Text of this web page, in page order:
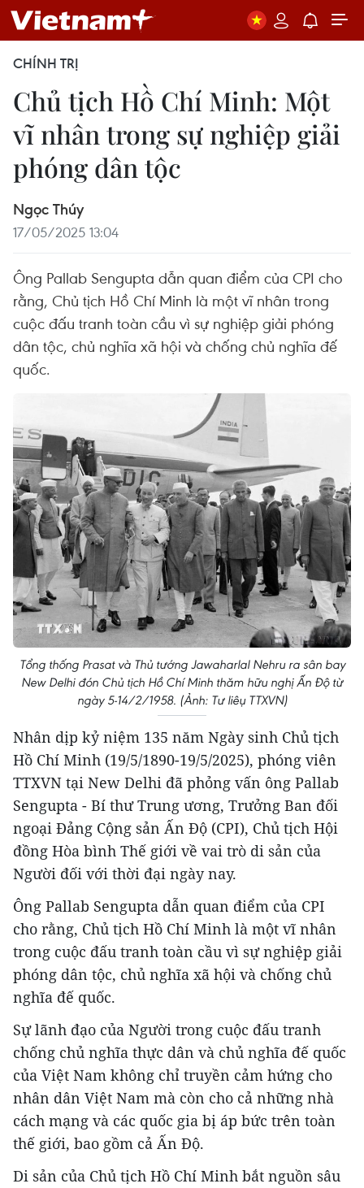
CHÍNH TRỊ
Chủ tịch Hồ Chí Minh: Một
vĩ nhân trong sự nghiệp giải
phóng dân tộc
Ngọc Thúy
17/05/2025 13:04
Ông Pallab Sengupta dẫn quan điểm của CPI cho
rằng, Chủ tịch Hồ Chí Minh là một vĩ nhân trong
cuộc đấu tranh toàn cầu vì sự nghiệp giải phóng
dân tộc, chủ nghĩa xã hội và chống chủ nghĩa đế
quốc.
Tổng thống Prasat và Thủ tướng Jawaharlal Nehru ra sân bay
New Delhi đón Chủ tịch Hồ Chí Minh thăm hữu nghị Ấn Độ từ
ngày 5-14/2/1958. (Ảnh: Tư liệu TTXVN)
Nhân dịp kỷ niệm 135 năm Ngày sinh Chủ tịch
Hồ Chí Minh (19/5/1890-19/5/2025), phóng viên
TTXVN tại New Delhi đã phỏng vấn ông Pallab
Sengupta - Bí thư Trung ương, Trưởng Ban đối
ngoại Đảng Cộng sản Ấn Độ (CPI), Chủ tịch Hội
đồng Hòa bình Thế giới về vai trò di sản của
Người đối với thời đại ngày nay.
Ông Pallab Sengupta dẫn quan điểm của CPI
cho rằng, Chủ tịch Hồ Chí Minh là một vĩ nhân
trong cuộc đấu tranh toàn cầu vì sự nghiệp giải
phóng dân tộc, chủ nghĩa xã hội và chống chủ
nghĩa đế quốc.
Sự lãnh đạo của Người trong cuộc đấu tranh
chống chủ nghĩa thực dân và chủ nghĩa đế quốc
của Việt Nam không chỉ truyền cảm hứng cho
nhân dân Việt Nam mà còn cho cả những nhà
cách mạng và các quốc gia bị áp bức trên toàn
thế giới, bao gồm cả Ấn Độ.
Di sản của Chủ tịch Hồ Chí Minh bắt nguồn sâu